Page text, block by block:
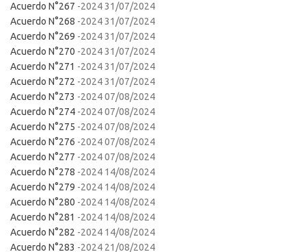
Acuerdo N°267 -2024 31/07/2024
Acuerdo N°268 -2024 31/07/2024
Acuerdo N°269 -2024 31/07/2024
Acuerdo N°270 -2024 31/07/2024
Acuerdo N°271 -2024 31/07/2024
Acuerdo N°272 -2024 31/07/2024
Acuerdo N°273 -2024 07/08/2024
Acuerdo N°274 -2024 07/08/2024
Acuerdo N°275 -2024 07/08/2024
Acuerdo N°276 -2024 07/08/2024
Acuerdo N°277 -2024 07/08/2024
Acuerdo N°278 -2024 14/08/2024
Acuerdo N°279 -2024 14/08/2024
Acuerdo N°280 -2024 14/08/2024
Acuerdo N°281 -2024 14/08/2024
Acuerdo N°282 -2024 14/08/2024
Acuerdo N°283 -2024 21/08/2024